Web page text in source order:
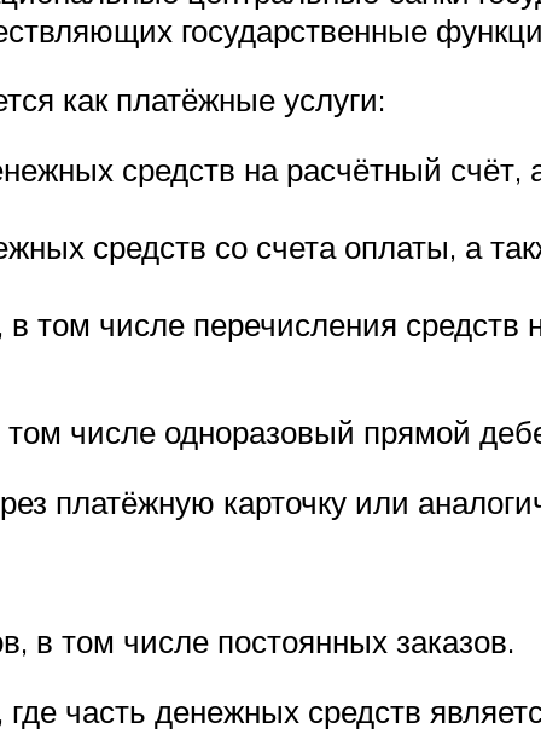
государственные
как платёжные услуги:
средств на расчётный
средств со счета оплаты, а
том числе перечисления средств
числе одноразовый прямой
платёжную карточку или
в том числе постоянных заказов.
часть денежных средств